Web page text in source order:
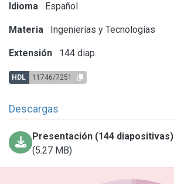
Idioma Español
Materia Ingenierías y Tecnologías
Extensión 144 diap.
HDL 11746/7251
Descargas
Presentación (144 diapositivas)
(5.27 MB)